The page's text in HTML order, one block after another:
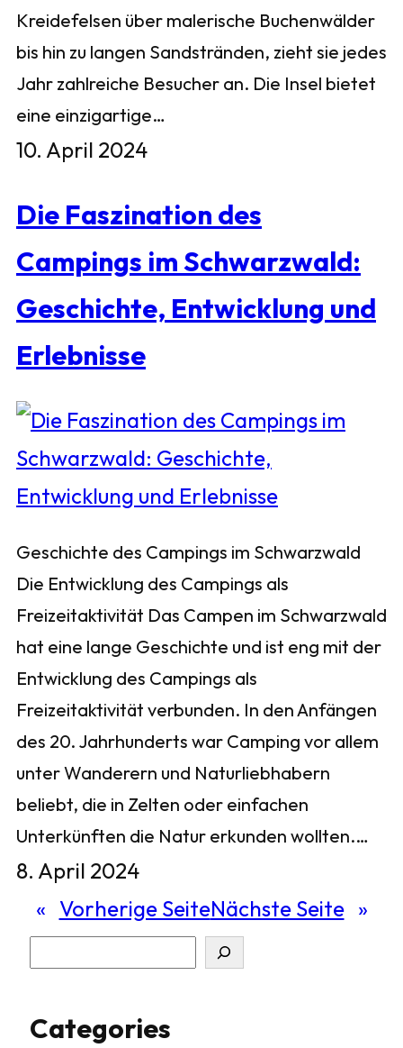
Kreidefelsen über malerische Buchenwälder
bis hin zu langen Sandstränden, zieht sie jedes
Jahr zahlreiche Besucher an. Die Insel bietet
eine einzigartige…
10. April 2024
Die Faszination des
Campings im Schwarzwald:
Geschichte, Entwicklung und
Erlebnisse
Geschichte des Campings im Schwarzwald
Die Entwicklung des Campings als
Freizeitaktivität Das Campen im Schwarzwald
hat eine lange Geschichte und ist eng mit der
Entwicklung des Campings als
Freizeitaktivität verbunden. In den Anfängen
des 20. Jahrhunderts war Camping vor allem
unter Wanderern und Naturliebhabern
beliebt, die in Zelten oder einfachen
Unterkünften die Natur erkunden wollten.…
8. April 2024
« Vorherige SeiteNächste Seite »
c
Categories